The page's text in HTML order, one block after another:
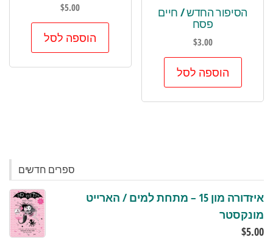
הסיפור החדש / חיים
פסח
$3.00
הוספה לסל
$5.00
הוספה לסל
ספרים חדשים
איזדורה מון 15 – מתחת למים / הארייט
מונקסטר
$5.00